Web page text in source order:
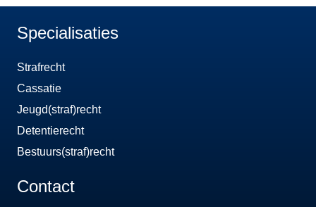
Specialisaties
Strafrecht
Cassatie
Jeugd(straf)recht
Detentierecht
Bestuurs(straf)recht
Contact